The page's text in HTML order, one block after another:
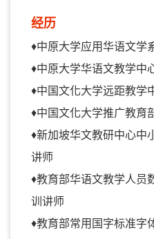
经历
♦中原大学应用华语文学
♦中原大学华语文教学中
♦中国文化大学远距教学
♦中国文化大学推广教育
♦新加坡华文教研中心中
讲师
♦教育部华语文教学人员
训讲师
♦教育部常用国字标准字